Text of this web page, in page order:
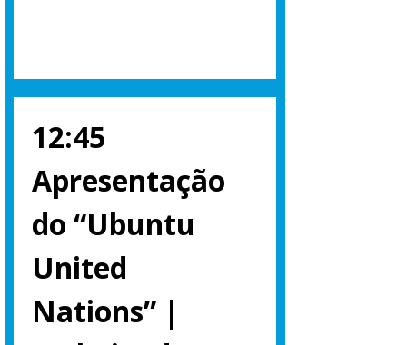
12:45
Apresentação
do “Ubuntu
United
Nations” |